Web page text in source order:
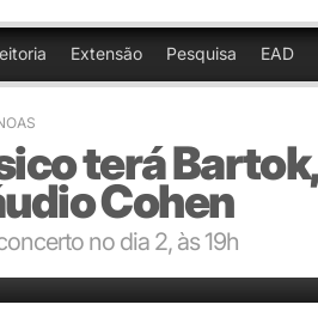
Extensão Pesquisa EAD
terá
Cohen
no dia 2, às 19h